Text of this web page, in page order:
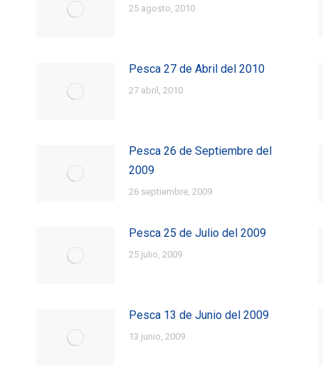
25 agosto, 2010
Pesca 27 de Abril del 2010
27 abril, 2010
Pesca 26 de Septiembre del
2009
26 septiembre, 2009
Pesca 25 de Julio del 2009
25 julio, 2009
Pesca 13 de Junio del 2009
13 junio, 2009